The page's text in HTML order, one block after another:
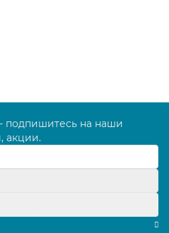
подпишитесь на наши
акции.